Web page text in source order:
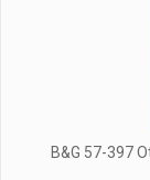
B&G 57-397